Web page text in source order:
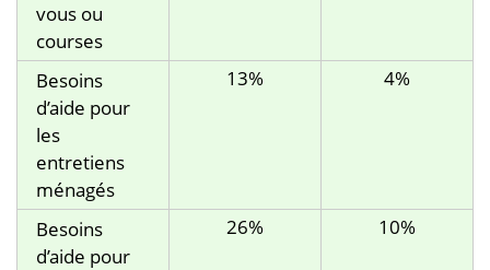
vous ou
courses
Besoins
d’aide pour
les
entretiens
ménagés
13% 4%
Besoins
d’aide pour
26% 10%